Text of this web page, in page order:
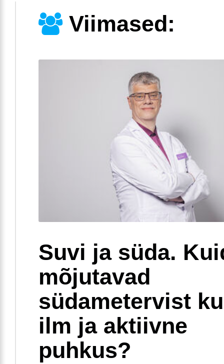
Viimased:
Suvi ja süda.
mõjutavad
südametervist
ilm ja aktiivne
puhkus?